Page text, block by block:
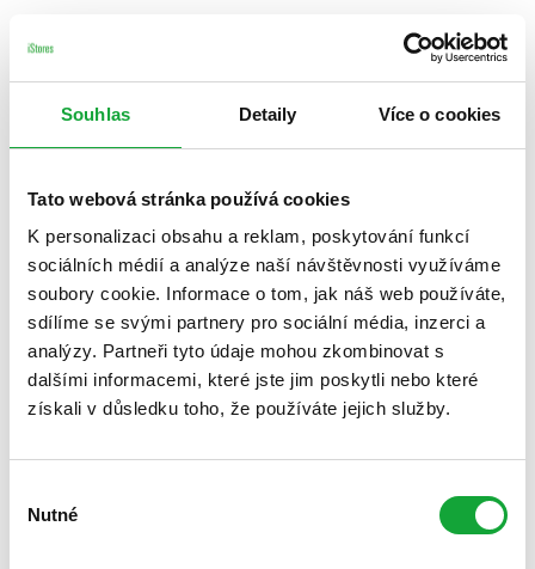
Souhlas Detaily Více o cookies
Tato webová stránka používá cookies
K personalizaci obsahu a reklam, poskytování funkcí
sociálních médií a analýze naší návštěvnosti využíváme
soubory cookie. Informace o tom, jak náš web používáte,
sdílíme se svými partnery pro sociální média, inzerci a
analýzy. Partneři tyto údaje mohou zkombinovat s
dalšími informacemi, které jste jim poskytli nebo které
získali v důsledku toho, že používáte jejich služby.
souhlasu
Nutné